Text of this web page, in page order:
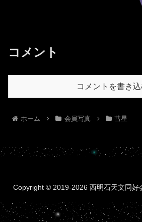
コメント
コメントを書き
ホーム 会員写真 彗星
Copyright © 2019-2026 西明石天文同好